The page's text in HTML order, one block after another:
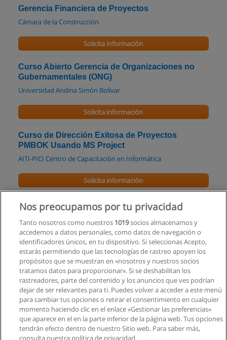
Gerencia Financiera de Proyectos
Cámara de la Construcción
Solicita información
Curso Abierto Gerencia de Organizaciones no
Gubernamentales (ONG)
Universidad Andina Simón Bolívar
Solicita información
Curso de Dirección Exitosa de Proyectos
PMBOK Usando MS Project
AITI-PICI Centro de Capacitación en Informática
Solicita información
Curso: Preparación para la Certificación PMI-
ACP®
TenStep Academy
Solicita información
Curso: Preparación para la Certificación PMP®
TenStep Academy
Solicita información
Nos preocupamos por tu privacidad
Tanto nosotros como nuestros 1019socios almacenamos y
accedemos a datos personales, como datos de navegación o
identificadores únicos, en tu dispositivo. Si seleccionas Acepto,
estarás permitiendo que las tecnologías de rastreo apoyen los
propósitos que se muestran en «nosotros y nuestros socios
tratamos datos para proporcionar». Si se deshabilitan los
rastreadores, parte del contenido y los anuncios que ves podrían
dejar de ser relevantes para ti. Puedes volver a acceder a este menú
para cambiar tus opciones o retirar el consentimiento en cualquier
momento haciendo clic en el enlace «Gestionar las preferencias»
que aparece en el en la parte inferior de la página web. Tus opciones
tendrán efecto dentro de nuestro Sitio web. Para saber más,
consulta nuestra política de privacidad.